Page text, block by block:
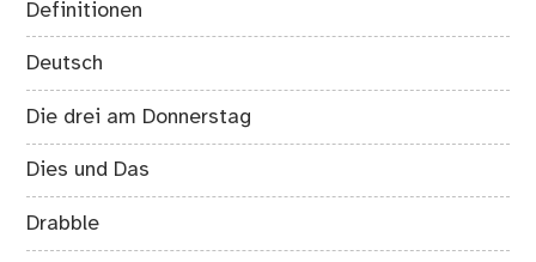
Definitionen
Deutsch
Die drei am Donnerstag
Dies und Das
Drabble